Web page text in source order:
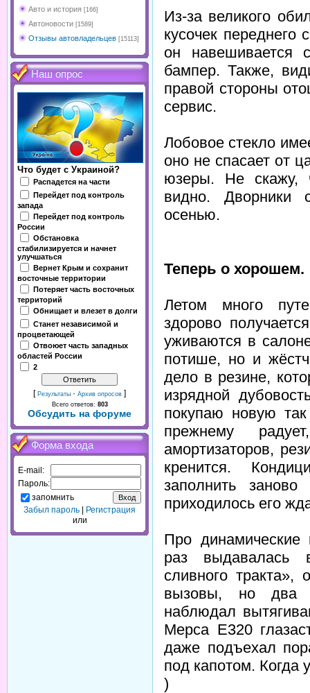
Авто и история [166]
Автоновости [1589]
Отзывы автовладельцев [15113]
Наш опрос
Что будет с Украиной?
Распадется на части
Перейдет под контроль
запада
Перейдет под контроль
России
Обстановка
стабилизируется и начнет
улучшаться
Вернет Крым и сохранит
восточные территории
Потеряет часть восточных
территорий
Обнищает и влезет в долги
Станет независимой и
процветающей
Отвоюет часть западных
областей России
2
[ Результаты · Архив опросов ]
Всего ответов: 803
Обсудить на форуме
Форма входа
E-mail:
Пароль:
запомнить
Забыл пароль
Регистрация
или
Из-за великого
кусочек
он навешивается
бампер. Также,
правой стороны
сервис.
Лобовое стекло
оно не спасает от
юзеры. Не скажу,
видно. Дворники
осенью.
Теперь о хорошем.
Летом много
здорово
уживаются в
потише, но и
дело в резине,
изрядной
покупаю новую
прежнему
амортизаторов,
кренится.
заполнить
приходилось его
Про динамические
раз выдавалась
сливного тракта»,
вызовы, но два
наблюдал
Мерса Е320
даже подъехал
под капотом. Когда
)